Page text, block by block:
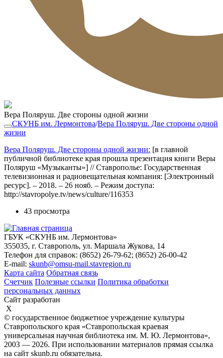
Вера Поляруш. Две стороны одной жизни
СКУНБ им. Лермонтова/Вера Поляруш. Две стороны одной
жизни
Вера Поляруш. Две стороны одной жизни: [в главной
публичной библиотеке края прошла презентация книги Веры
Поляруш «Музыканты»] // Ставрополье: Государственная
телевизионная и радиовещательная компания: [Электронный
ресурс]. – 2018. – 26 нояб. – Режим доступа:
http://stavropolye.tv/news/culture/116353
43 просмотра
ГБУК «СКУНБ им. Лермонтова»
355035, г. Ставрополь, ул. Маршала Жукова, 14
Телефон для справок: (8652) 26-79-62; (8652) 26-00-42
E-mail: skunb@omsu-mail.stavregion.ru
Карта сайта Обратная связь
Счетчик Полезные ссылки Политика обработки
персональных данных
Сайт разработан
X
© государственное бюджетное учреждение культуры
Ставропольского края «Ставропольская краевая
универсальная научная библиотека им. М. Ю. Лермонтова»,
2003 — 2026. При использовании материалов прямая ссылка
на сайт skunb.ru обязательна.